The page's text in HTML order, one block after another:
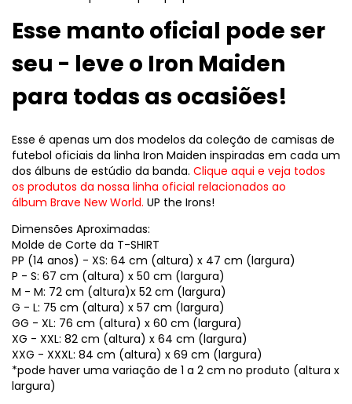
Esse manto oficial pode ser
seu - leve o Iron Maiden
para todas as ocasiões!
Esse é apenas um dos modelos da coleção de camisas de
futebol oficiais da linha Iron Maiden inspiradas em cada um
dos álbuns de estúdio da banda. Clique aqui e veja todos
os produtos da nossa linha oficial relacionados ao
álbum Brave New World. UP the Irons!
Dimensões Aproximadas:
Molde de Corte da T-SHIRT
PP (14 anos) - XS: 64 cm (altura) x 47 cm (largura)
P - S: 67 cm (altura) x 50 cm (largura)
M - M: 72 cm (altura)x 52 cm (largura)
G - L: 75 cm (altura) x 57 cm (largura)
GG - XL: 76 cm (altura) x 60 cm (largura)
XG - XXL: 82 cm (altura) x 64 cm (largura)
XXG - XXXL: 84 cm (altura) x 69 cm (largura)
*pode haver uma variação de 1 a 2 cm no produto (altura x
largura)